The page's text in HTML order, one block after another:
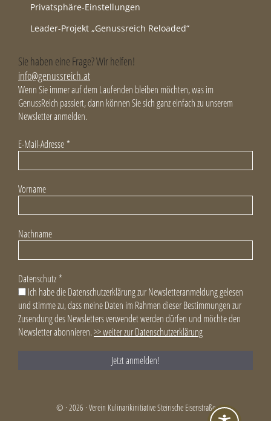
Privatsphäre-Einstellungen
Leader-Projekt „Genussreich Reloaded“
Sie haben eine Frage? Wir helfen!
info@genussreich.at
Wenn Sie immer auf dem Laufenden bleiben möchten, was im
GenussReich passiert, dann können Sie sich ganz einfach zu unserem
Newsletter anmelden.
E-Mail-Adresse *
Vorname
Nachname
Datenschutz *
Ich habe die Datenschutzerklärung zur Newsletteranmeldung gelesen
und stimme zu, dass meine Daten im Rahmen dieser Bestimmungen zur
Zusendung des Newsletters verwendet werden dürfen und möchte den
Newsletter abonnieren.>> weiter zur Datenschutzerklärung
© · 2026 · Verein Kulinarikinitiative Steirische Eisenstraße